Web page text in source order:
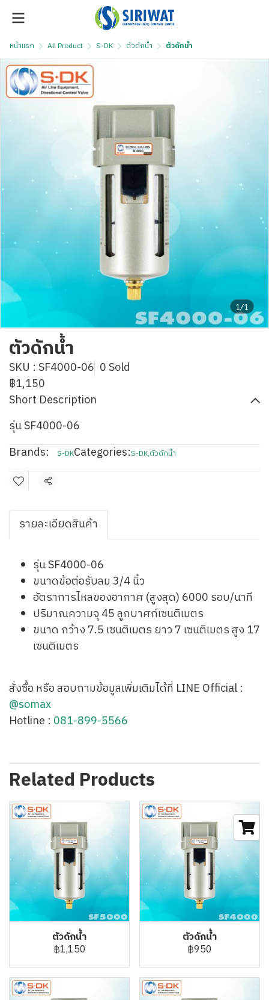
หน้าแรก All Product S-DK ตัวดักน้ำ ตัวดักน้ำ
1/1
ตัวดักน้ำ
SKU : SF4000-06 0 Sold
฿1,150
Short Description
รุ่น SF4000-06
Brands:
S-DKCategories:S-DK,ตัวดักน้ำ
Share
รายละเอียดสินค้า
รุ่น SF4000-06
ขนาดข้อต่อรับลม 3/4 นิ้ว
อัตราการไหลของอากาศ (สูงสุด) 6000 รอบ/นาที
ปริมาณความจุ 45 ลูกบาศก์เซนติเมตร
ขนาด กว้าง 7.5 เซนติเมตร ยาว 7 เซนติเมตร สูง 17
เซนติเมตร
สั่งซื้อ หรือ สอบถามข้อมูลเพิ่มเติมได้ที่ LINE Official :
@somax
Hotline : 081-899-5566
Related Products
ตัวดักน้ำ
฿1,150
ตัวดักน้ำ
฿950